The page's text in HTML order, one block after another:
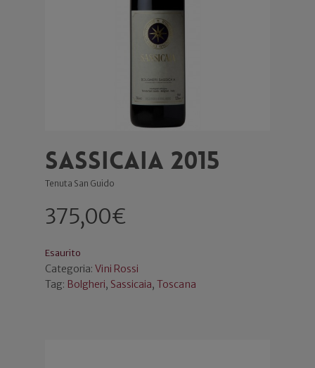
Sassicaia 2015
Tenuta San Guido
375,00€
Esaurito
Categoria: Vini Rossi
Tag: Bolgheri, Sassicaia, Toscana